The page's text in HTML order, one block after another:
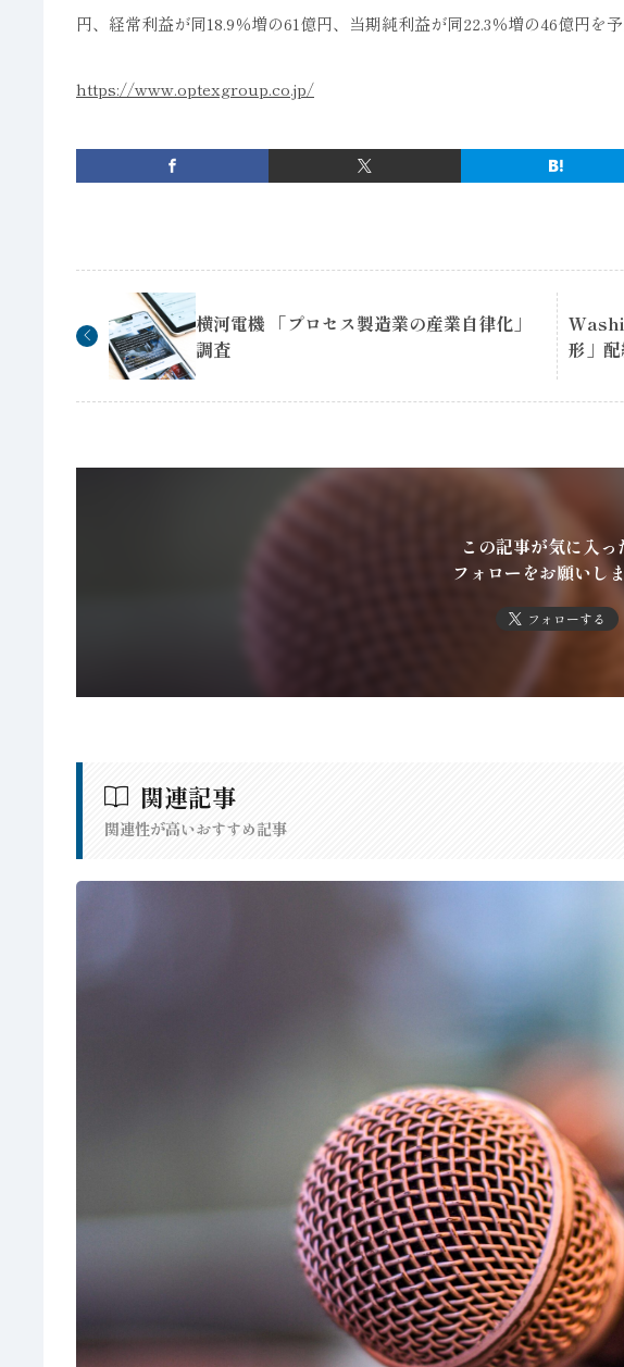
円、経常利益が同18.9％増の61億円、当期純利益が同22.3％増の46億円を予
https://www.optexgroup.co.jp/
横河電機 「プロセス製造業の産業自律化」
調査
形」
この記事が気に入っ
フォローをお願いし
フォローする
関連記事
関連性が高いおすすめ記事